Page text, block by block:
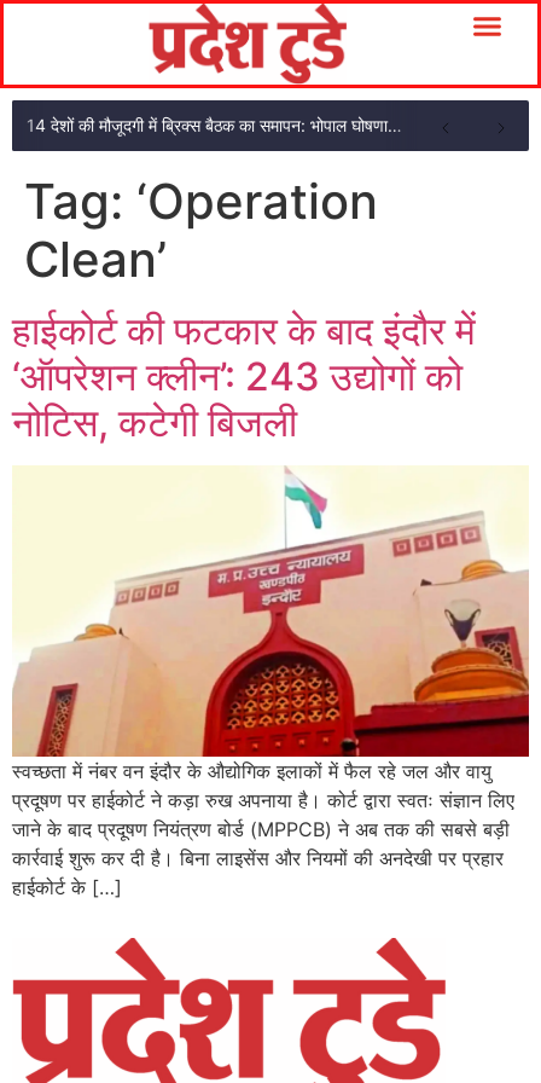
14 देशों की मौजूदगी में ब्रिक्स बैठक का समापन: भोपाल घोषणा पत्र अपनाया
Tag: ‘Operation
Clean’
हाईकोर्ट की फटकार के बाद इंदौर में
‘ऑपरेशन क्लीन’: 243 उद्योगों को
नोटिस, कटेगी बिजली
स्वच्छता में नंबर वन इंदौर के औद्योगिक इलाकों में फैल रहे जल और वायु
प्रदूषण पर हाईकोर्ट ने कड़ा रुख अपनाया है। कोर्ट द्वारा स्वतः संज्ञान लिए
जाने के बाद प्रदूषण नियंत्रण बोर्ड (MPPCB) ने अब तक की सबसे बड़ी
कार्रवाई शुरू कर दी है। बिना लाइसेंस और नियमों की अनदेखी पर प्रहार
हाईकोर्ट के […]